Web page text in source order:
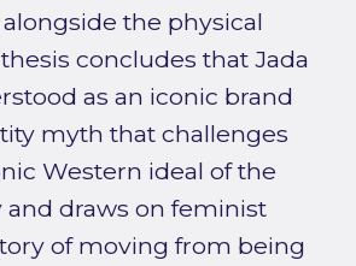
the physical
concludes that Jada
as an iconic brand
myth that challenges
Western ideal of the
draws on feminist
of moving from being